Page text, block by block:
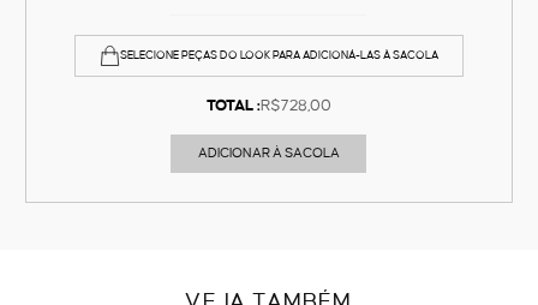
SELECIONE PEÇAS DO LOOK PARA ADICIONÁ-LAS À SACOLA
TOTAL :R$728,00
ADICIONAR À SACOLA